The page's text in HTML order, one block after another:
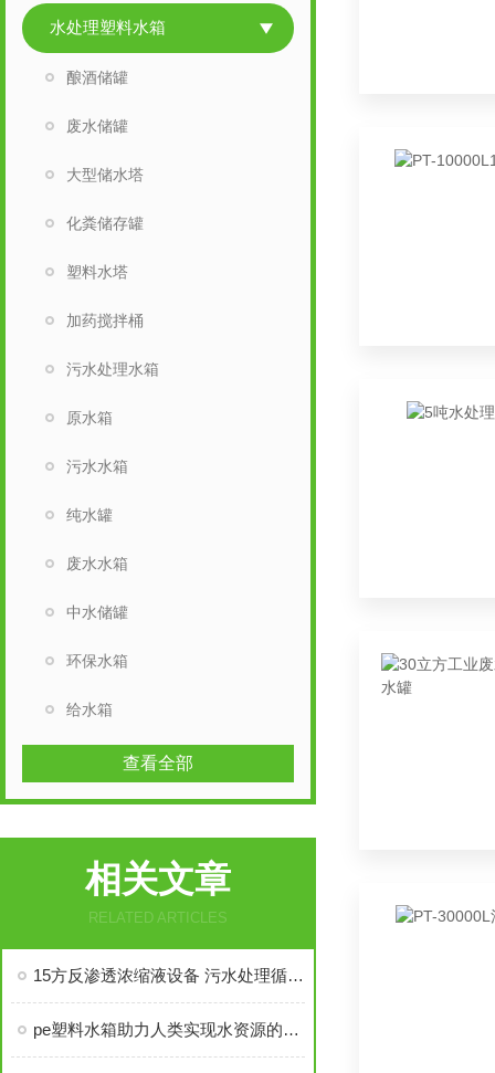
水处理塑料水箱
酿酒储罐
废水储罐
大型储水塔
化粪储存罐
塑料水塔
加药搅拌桶
污水处理水箱
原水箱
污水水箱
纯水罐
废水水箱
中水储罐
环保水箱
给水箱
查看全部
相关文章
RELATED ARTICLES
15方反渗透浓缩液设备 污水处理循环水塔
pe塑料水箱助力人类实现水资源的可持续利用